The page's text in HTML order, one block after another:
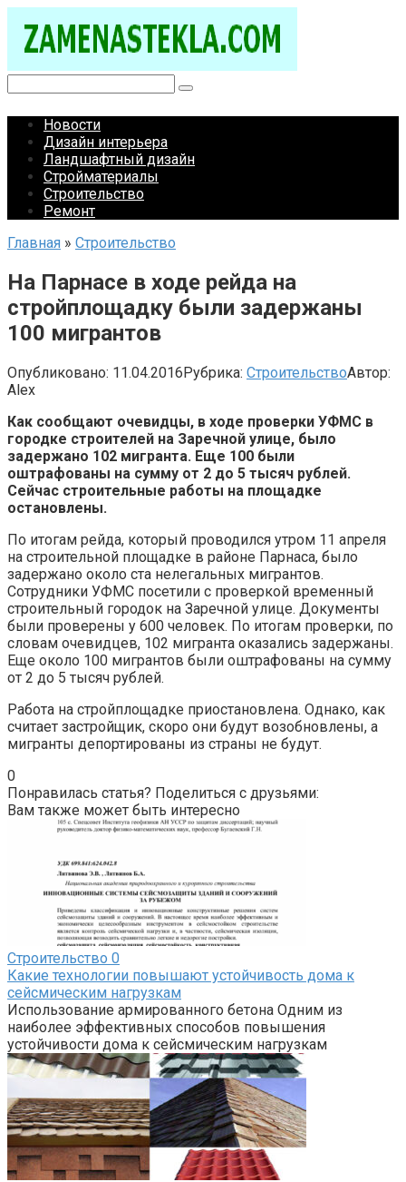
контенту
Новости
Дизайн интерьера
Ландшафтный дизайн
Стройматериалы
Строительство
Ремонт
Главная » Строительство
На Парнасе в ходе рейда на
стройплощадку были задержаны
100 мигрантов
Опубликовано: 11.04.2016Рубрика: СтроительствоАвтор:
Alex
Как сообщают очевидцы, в ходе проверки УФМС в
городке строителей на Заречной улице, было
задержано 102 мигранта. Еще 100 были
оштрафованы на сумму от 2 до 5 тысяч рублей.
Сейчас строительные работы на площадке
остановлены.
По итогам рейда, который проводился утром 11 апреля
на строительной площадке в районе Парнаса, было
задержано около ста нелегальных мигрантов.
Сотрудники УФМС посетили с проверкой временный
строительный городок на Заречной улице. Документы
были проверены у 600 человек. По итогам проверки, по
словам очевидцев, 102 мигранта оказались задержаны.
Еще около 100 мигрантов были оштрафованы на сумму
от 2 до 5 тысяч рублей.
Работа на стройплощадке приостановлена. Однако, как
считает застройщик, скоро они будут возобновлены, а
мигранты депортированы из страны не будут.
0
Понравилась статья? Поделиться с друзьями:
Вам также может быть интересно
Строительство 0
Какие технологии повышают устойчивость дома к
сейсмическим нагрузкам
Использование армированного бетона Одним из
наиболее эффективных способов повышения
устойчивости дома к сейсмическим нагрузкам